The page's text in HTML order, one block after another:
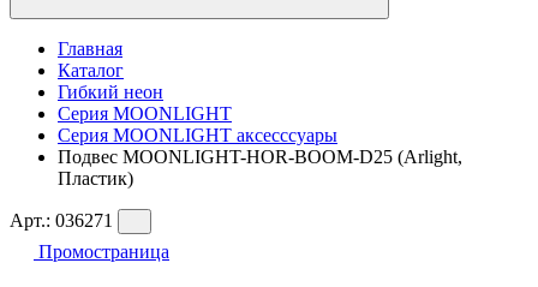
Главная
Каталог
Гибкий неон
Серия MOONLIGHT
Серия MOONLIGHT аксесссуары
Подвес MOONLIGHT-HOR-BOOM-D25 (Arlight,
Пластик)
Арт.: 036271
Промостраница